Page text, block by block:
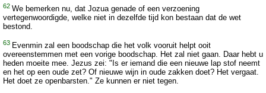
62 We bemerken nu, dat Jozua genade of een verzoening
vertegenwoordigde, welke niet in dezelfde tijd kon bestaan dat de wet
bestond.
63 Evenmin zal een boodschap die het volk vooruit helpt ooit
overeenstemmen met een vorige boodschap. Het zal niet gaan. Daar hebt u
heden moeite mee. Jezus zei: "Is er iemand die een nieuwe lap stof neemt
en het op een oude zet? Of nieuwe wijn in oude zakken doet? Het vergaat.
Het doet ze openbarsten." Ze kunnen er niet tegen.